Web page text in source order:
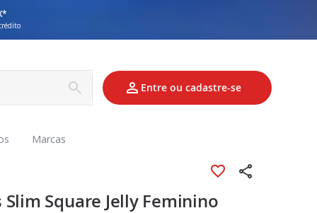
Entre ou cadastre-se
Marcas
Square Jelly Feminino